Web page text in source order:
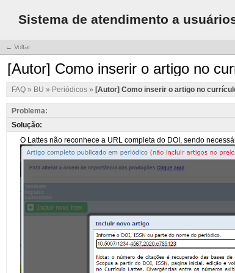
Sistema de atendimento a
← Voltar
[Autor] Como inserir o artigo no
FAQ » BU » Periódicos » [Autor] Como inserir o artigo no
Problema:
Solução: